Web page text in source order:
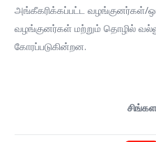
அங்கீகரிக்கப்பட்ட வழங்குனர்கள்/
வழங்குனர்கள் மற்றும் தொழில்
கோரப்படுகின்றன.